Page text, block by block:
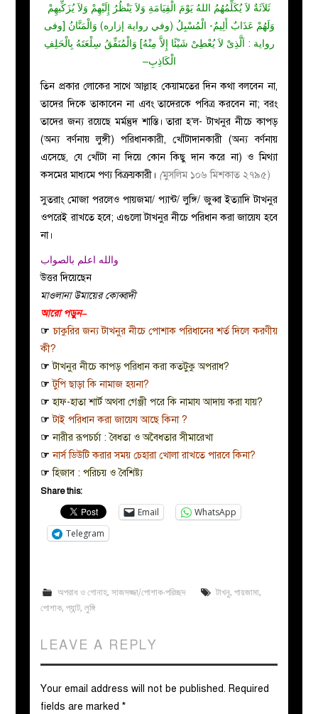
ثَلاَثَةٌ لاَ يُكَلِّمُهُمُ اللهُ يَوْمَ الْقِيَامَةِ وَلاَ يَنْظُرُ إِلَيْهِمْ وَلاَ يُزَكِّيهِمْ
وَلَهُمْ عَذَابٌ أَلِيمٌ- الْمُسْبِلُ (وفي رواية إزاره) وَالْمَنَّانُ [وفى
رواية : اَلَّذِىْ لاَ يُعْطِىْ شَيْئًا إِلاَّ مِنْهُ] وَالْمُنَفِّقُ سِلْعَتَهُ بِالْحَلِفِ
الْكَاذِبِ–
তিন প্রকার লোকের সাথে আল্লাহ কেয়ামতের দিন কথা বলবেন না,
তাদের দিকে তাকাবেন না এবং তাদেরকে পবিত্র করবেন না; বরং
তাদের জন্য রয়েছে মর্মন্তুদ শাস্তি। তারা হ’ল- টাখনুর নীচে কাপড়
(অন্য বর্ণনায় লুঙ্গী) পরিধানকারী, খোঁটাদানকারী (অন্য বর্ণনায়
এসেছে, যে খোঁটা না দিয়ে কোন কিছু দান করে না) ও মিথ্যা
কসমের মাধ্যমে পণ্য বিক্রয়কারী। (মুসলিম ১০৬ মিশকাত ২৭৯৫)
সুতরাং মোজা পরলেও পায়জমা/ প্যান্ট/ লুঙ্গি/ জুব্বা ইত্যাদি টাখনুর
ওপরেই রাখতে হবে; এগুলো টাখনুর নীচে পরিধান করা জায়েয হবে
না।
والله اعلم بالصواب
উত্তর দিয়েছেন
মাওলানা উমায়ের কোব্বাদী
আরো পড়ুন–
☞ চাকুরির জন্য টাখনুর নীচে পোশাক পরিধানের শর্ত দিলে করণীয়
কী?
☞ টাখনুর নীচে কাপড় পরিধান করা কতটুকু অপরাধ?
☞ টুপি ছাড়া কি নামাজ হয়না?
☞ হাফ-হাতা শার্ট অথবা গেঞ্জী পরে কি নামায আদায় করা যায়?
☞ টাই পরিধান করা জায়েয আছে কিনা ?
☞ নারীর রূপচর্চা : বৈধতা ও অবৈধতার সীমারেখা
☞ নার্স ডিউটি করার সময় চেহারা খোলা রাখতে পারবে কিনা?
☞ হিজাব : পরিচয় ও বৈশিষ্ট্য
Share this:
Email
WhatsApp
Telegram
অপরাধ ও গোনাহ, সাজসজ্জা/পোশাক-পরিচ্ছদ টাখনু, পায়জামা,
পোশাক,প্যান্ট,লুঙ্গি
LEAVE A REPLY
Your email address will not be published. Required
fields are marked*